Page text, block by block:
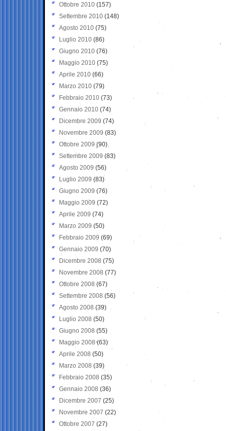
Ottobre 2010 (157)
Settembre 2010 (148)
Agosto 2010 (75)
Luglio 2010 (86)
Giugno 2010 (76)
Maggio 2010 (75)
Aprile 2010 (66)
Marzo 2010 (79)
Febbraio 2010 (73)
Gennaio 2010 (74)
Dicembre 2009 (74)
Novembre 2009 (83)
Ottobre 2009 (90)
Settembre 2009 (83)
Agosto 2009 (56)
Luglio 2009 (83)
Giugno 2009 (76)
Maggio 2009 (72)
Aprile 2009 (74)
Marzo 2009 (50)
Febbraio 2009 (69)
Gennaio 2009 (70)
Dicembre 2008 (75)
Novembre 2008 (77)
Ottobre 2008 (67)
Settembre 2008 (56)
Agosto 2008 (39)
Luglio 2008 (50)
Giugno 2008 (55)
Maggio 2008(63)
Aprile 2008 (50)
Marzo 2008 (39)
Febbraio 2008 (35)
Gennaio 2008 (36)
Dicembre 2007 (25)
Novembre 2007 (22)
Ottobre 2007 (27)